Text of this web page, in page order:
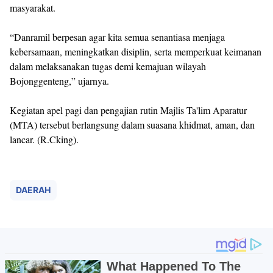
masyarakat.
“Danramil berpesan agar kita semua senantiasa menjaga
kebersamaan, meningkatkan disiplin, serta memperkuat keimanan
dalam melaksanakan tugas demi kemajuan wilayah
Bojonggenteng,” ujarnya.
Kegiatan apel pagi dan pengajian rutin Majlis Ta'lim Aparatur
(MTA) tersebut berlangsung dalam suasana khidmat, aman, dan
lancar. (R.Cking).
DAERAH